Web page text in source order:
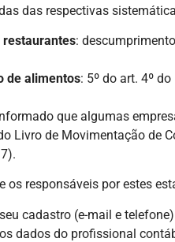
das respectivas
restaurantes:
de alimentos: 5º do art. 4º
que algumas
Livro de Movimentação de
os responsáveis por estes
cadastro (e-mail e
dados do profissional